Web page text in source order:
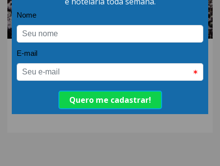
12.JUL.18 | POR: ABIH-SC
Neve, frio e culinária
europeia movimentam o
turismo da serra
catarinense